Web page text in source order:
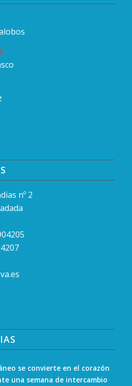
nº 2
se convierte en el corazón
una semana de intercambio